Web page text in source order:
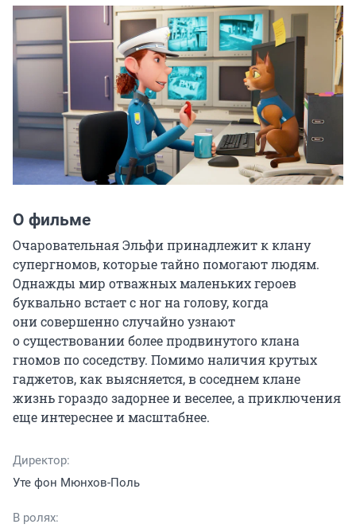
О фильме
Очаровательная Эльфи принадлежит к клану
супергномов, которые тайно помогают людям.
Однажды мир отважных маленьких героев
буквально встает с ног на голову, когда
они совершенно случайно узнают
о существовании более продвинутого клана
гномов по соседству. Помимо наличия крутых
гаджетов, как выясняется, в соседнем клане
жизнь гораздо задорнее и веселее, а приключения
еще интереснее и масштабнее.
Директор:
Уте фон Мюнхов-Поль
В ролях: